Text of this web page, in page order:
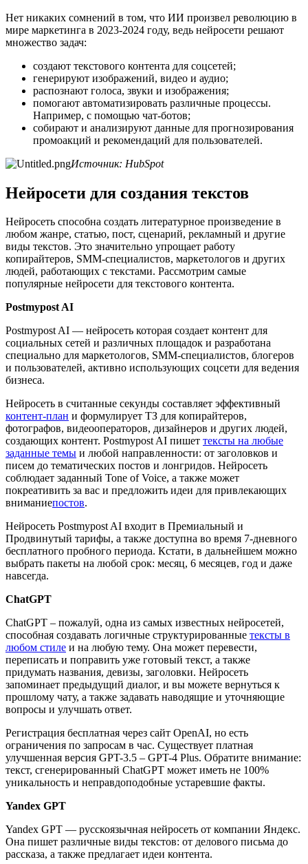
Нет никаких сомнений в том, что ИИ произвел революцию в
мире маркетинга в 2023-2024 году, ведь нейросети решают
множество задач:
создают текстового контента для соцсетей;
генерируют изображений, видео и аудио;
распознают голоса, звуки и изображения;
помогают автоматизировать различные процессы.
Например, с помощью чат-ботов;
собирают и анализируют данные для прогнозирования
промоакций и рекомендаций для пользователей.
Источник: HubSpot
Нейросети для создания текстов
Нейросеть способна создать литературное произведение в
любом жанре, статью, пост, сценарий, рекламный и другие
виды текстов. Это значительно упрощает работу
копирайтеров, SMM-специалистов, маркетологов и других
людей, работающих с текстами. Рассмотрим самые
популярные нейросети для текстового контента.
Postmypost AI
Postmypost AI — нейросеть которая создает контент для
социальных сетей и различных площадок и разработана
специально для маркетологов, SMM-специалистов, блогеров
и пользователей, активно использующих соцсети для ведения
бизнеса.
Нейросеть в считанные секунды составляет эффективный
контент-план и формулирует ТЗ для копирайтеров,
фотографов, видеооператоров, дизайнеров и других людей,
создающих контент. Postmypost AI пишет тексты на любые
заданные темы и любой направленности: от заголовков и
писем до тематических постов и лонгридов. Нейросеть
соблюдает заданный Tone of Voice, а также может
покреативить за вас и предложить идеи для привлекающих
вниманиепостов.
Нейросеть Postmypost AI входит в Премиальный и
Продвинутый тарифы, а также доступна во время 7-дневного
бесплатного пробного периода. Кстати, в дальнейшем можно
выбрать пакеты на любой срок: месяц, 6 месяцев, год и даже
навсегда.
ChatGPT
ChatGPT – пожалуй, одна из самых известных нейросетей,
способная создавать логичные структурированные тексты в
любом стиле и на любую тему. Она может перевести,
переписать и поправить уже готовый текст, а также
придумать названия, девизы, заголовки. Нейросеть
запоминает предыдущий диалог, и вы можете вернуться к
прошлому чату, а также задавать наводящие и уточняющие
вопросы и улучшать ответ.
Регистрация бесплатная через сайт OpenAI, но есть
ограничения по запросам в час. Существует платная
улучшенная версия GPT-3.5 – GPT-4 Plus. Обратите внимание:
текст, сгенерированный ChatGPT может иметь не 100%
уникальность и неправдоподобные устаревшие факты.
Yandex GPT
Yandex GPT — русскоязычная нейросеть от компании Яндекс.
Она пишет различные виды текстов: от делового письма до
рассказа, а также предлагает идеи контента.